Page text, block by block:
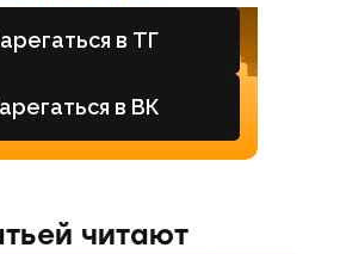
в ТГ
в ВК
читают